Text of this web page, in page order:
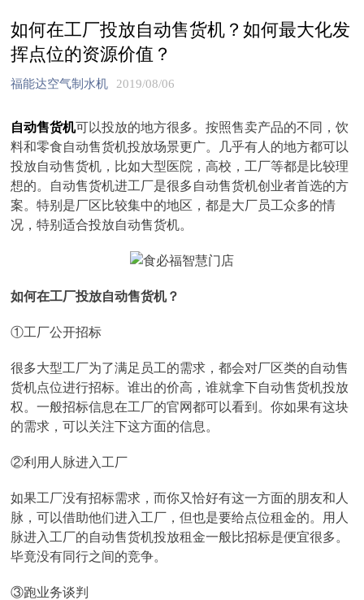
如何在工厂投放自动售货机？如何最大化发
挥点位的资源价值？
福能达空气制水机 2019/08/06
自动售货机可以投放的地方很多。按照售卖产品的不同，饮
料和零食自动售货机投放场景更广。几乎有人的地方都可以
投放自动售货机，比如大型医院，高校，工厂等都是比较理
想的。自动售货机进工厂是很多自动售货机创业者首选的方
案。特别是厂区比较集中的地区，都是大厂员工众多的情
况，特别适合投放自动售货机。
如何在工厂投放自动售货机？
①工厂公开招标
很多大型工厂为了满足员工的需求，都会对厂区类的自动售
货机点位进行招标。谁出的价高，谁就拿下自动售货机投放
权。一般招标信息在工厂的官网都可以看到。你如果有这块
的需求，可以关注下这方面的信息。
②利用人脉进入工厂
如果工厂没有招标需求，而你又恰好有这一方面的朋友和人
脉，可以借助他们进入工厂，但也是要给点位租金的。用人
脉进入工厂的自动售货机投放租金一般比招标是便宜很多。
毕竟没有同行之间的竞争。
③跑业务谈判